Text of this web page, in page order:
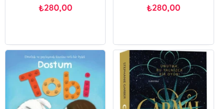
₺280,00 ₺280,00